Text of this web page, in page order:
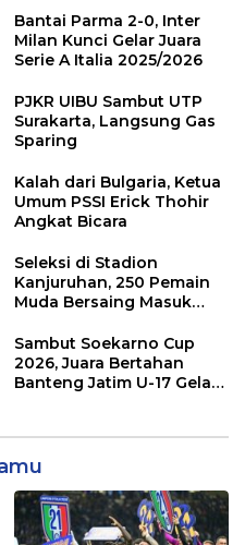
Bantai Parma 2-0, Inter
Milan Kunci Gelar Juara
Serie A Italia 2025/2026
PJKR UIBU Sambut UTP
Surakarta, Langsung Gas
Sparing
Kalah dari Bulgaria, Ketua
Umum PSSI Erick Thohir
Angkat Bicara
Seleksi di Stadion
Kanjuruhan, 250 Pemain
Muda Bersaing Masuk
Soekarno Cup
Sambut Soekarno Cup
2026, Juara Bertahan
Banteng Jatim U-17 Gelar